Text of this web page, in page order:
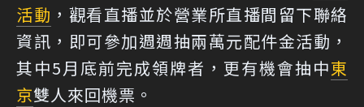
活動 ，觀看直播並於營業所直播間留下聯絡
資訊，即可參加週週抽兩萬元配件金活動，
其中5月底前完成領牌者，更有機會抽中東
京雙人來回機票。